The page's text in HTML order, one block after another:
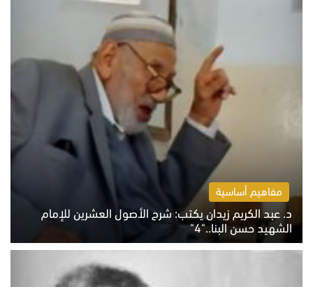
مفاهيم أساسية
د. عبد الكريم زيدان يكتب: شرح الأصول العشرين للإمام
الشهيد حسن البنا.."4"
الخميس 6 أغسطس 2026 10:27 ص